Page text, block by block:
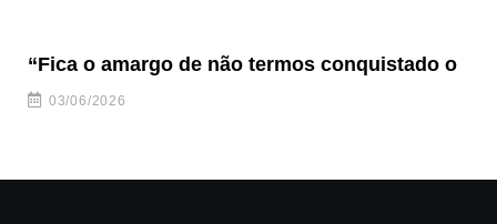
“Fica o amargo de não termos conquistado o
03/06/2026